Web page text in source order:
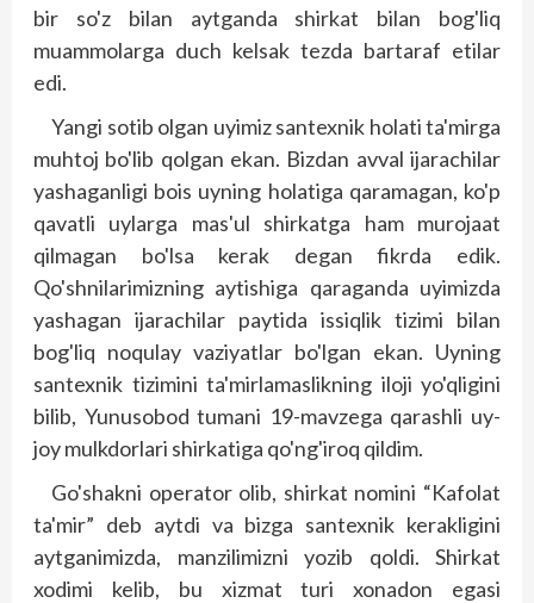
bir so'z bilan aytganda shirkat bilan bog'liq
muammolarga duch kelsak tezda bartaraf etilar
edi.
Yangi sotib olgan uyimiz santexnik holati ta'mirga
muhtoj bo'lib qolgan ekan. Bizdan avval ijarachilar
yashaganligi bois uyning holatiga qaramagan, ko'p
qavatli uylarga mas'ul shirkatga ham murojaat
qilmagan bo'lsa kerak degan fikrda edik.
Qo'shnilarimizning aytishiga qaraganda uyimizda
yashagan ijarachilar paytida issiqlik tizimi bilan
bog'liq noqulay vaziyatlar bo'lgan ekan. Uyning
santexnik tizimini ta'mirlamaslikning iloji yo'qligini
bilib, Yunusobod tumani 19-mavzega qarashli uy-
joy mulkdorlari shirkatiga qo'ng'iroq qildim.
Go'shakni operator olib, shirkat nomini “Kafolat
ta'mir” deb aytdi va bizga santexnik kerakligini
aytganimizda, manzilimizni yozib qoldi. Shirkat
xodimi kelib, bu xizmat turi xonadon egasi